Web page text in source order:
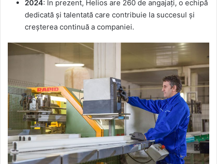
2024: În prezent, Helios are 260 de angajați, o echipă
dedicată și talentată care contribuie la succesul și
creșterea continuă a companiei.